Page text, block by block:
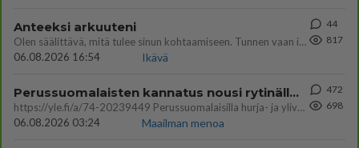
Anteeksi arkuuteni
Olen säälittävä, mitä tulee sinun kohtaamiseen. Tunnen vaan itseni todella epävarmaksi sun kanssa. Jos minun olisi pitän
06.08.2026 16:54
Ikävä
44
817
Perussuomalaisten kannatus nousi rytinällä Ylen tänään julkaisemassa tuoreimmassa gallup-kyselyssä.
https://yle.fi/a/74-20239449 Perussuomalaisilla hurja- ja ylivoimaisesti suurin nousu tässä uudessa Ylen gallupissa. Kyl
06.08.2026 03:24
Maailman menoa
472
698